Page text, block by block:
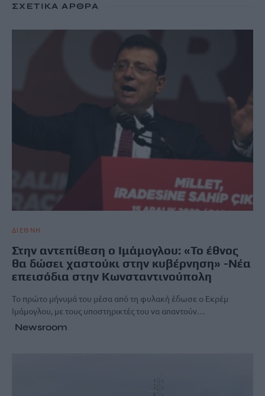
ΣΧΕΤΙΚΆ ΆΡΘΡΑ
ΔΙΕΘΝΗ
Στην αντεπίθεση ο Ιμάμογλου: «Το έθνος
θα δώσει χαστούκι στην κυβέρνηση» -Νέα
επεισόδια στην Κωνσταντινούπολη
Το πρώτο μήνυμά του μέσα από τη φυλακή έδωσε ο Εκρέμ
Ιμάμογλου, με τους υποστηρικτές του να απαντούν…
Newsroom